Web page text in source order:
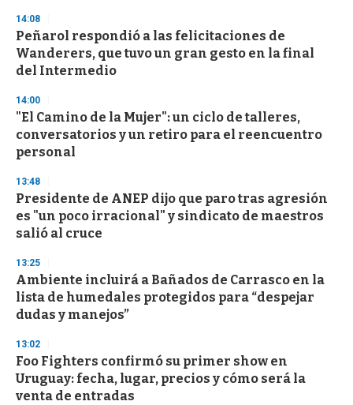
s
e
c
o
n
14:08
Peñarol respondió a las felicitaciones de
Wanderers, que tuvo un gran gesto en la final
del Intermedio
14:00
"El Camino de la Mujer": un ciclo de talleres,
conversatorios y un retiro para el reencuentro
personal
13:48
Presidente de ANEP dijo que paro tras agresión
es "un poco irracional" y sindicato de maestros
salió al cruce
13:25
Ambiente incluirá a Bañados de Carrasco en la
lista de humedales protegidos para “despejar
dudas y manejos”
13:02
Foo Fighters confirmó su primer show en
Uruguay: fecha, lugar, precios y cómo será la
venta de entradas